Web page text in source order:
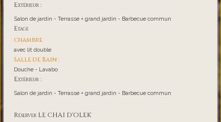
Extérieur :
Salon de jardin - Terrasse + grand jardin - Barbecue commun
Etage
chambre
avec lit double
Salle de Bain :
Douche - Lavabo
Extérieur :
Salon de jardin - Terrasse + grand jardin - Barbecue commun
Réserver LE CHAI D'OLEK